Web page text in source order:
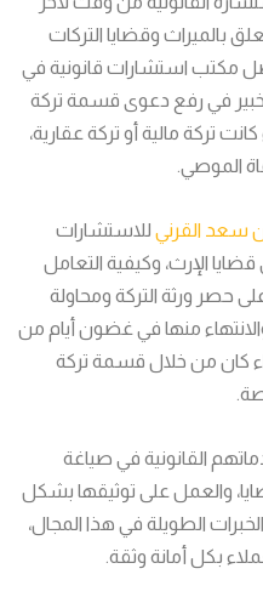
بالميراث وقضايا التركات
مكتب استشارات قانونية في
في رفع دعوى قسمة تركة
تركة مالية أو تركة عقارية،
الموصي.
سعد القرني للاستشارات
الإرث، وكيفية التعامل
حصر ورثة التركة ومحاولة
منها في غضون أيام من
كان من خلال قسمة تركة
القانونية في صياغة
والعمل على توثيقها بشكل
الطويلة في هذا المجال،
بكل أمانة وثقة.